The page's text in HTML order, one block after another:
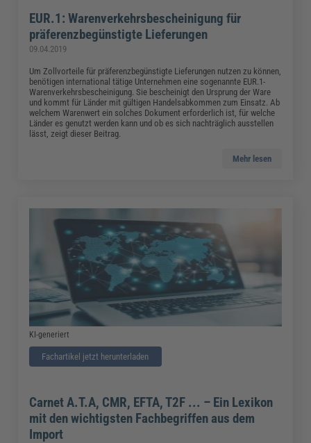
EUR.1: Warenverkehrsbescheinigung für
präferenzbegünstigte Lieferungen
09.04.2019
Um Zollvorteile für präferenzbegünstigte Lieferungen nutzen zu können,
benötigen international tätige Unternehmen eine sogenannte EUR.1-
Warenverkehrsbescheinigung. Sie bescheinigt den Ursprung der Ware
und kommt für Länder mit gültigen Handelsabkommen zum Einsatz. Ab
welchem Warenwert ein solches Dokument erforderlich ist, für welche
Länder es genutzt werden kann und ob es sich nachträglich ausstellen
lässt, zeigt dieser Beitrag.
Mehr lesen
KI-generiert
Fachartikel jetzt herunterladen
Carnet A.T.A, CMR, EFTA, T2F ... – Ein Lexikon
mit den wichtigsten Fachbegriffen aus dem
Import